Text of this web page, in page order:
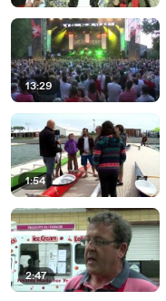
13:29
1:54
2:47